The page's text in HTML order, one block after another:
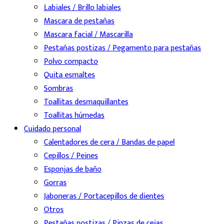
Labiales / Brillo labiales
Mascara de pestañas
Mascara facial / Mascarilla
Pestañas postizas / Pegamento para pestañas
Polvo compacto
Quita esmaltes
Sombras
Toallitas desmaquillantes
Toallitas húmedas
Cuidado personal
Calentadores de cera / Bandas de papel
Cepillos / Peines
Esponjas de baño
Gorras
Jaboneras / Portacepillos de dientes
Otros